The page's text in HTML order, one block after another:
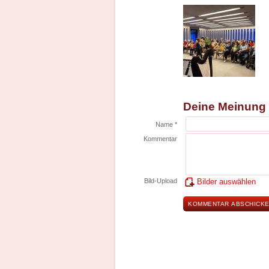
Deine Meinung
Name *
Kommentar
Bild-Upload Bilder auswählen